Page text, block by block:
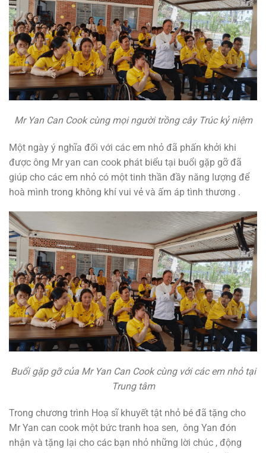
Mr Yan Can Cook cùng mọi người trồng cây Trúc kỷ niệm
Một ngày ý nghĩa đối với các em nhỏ đã phấn khởi khi
được ông Mr yan can cook phát biểu tại buổi gặp gỡ đã
giúp cho các em nhỏ có một tinh thần đầy năng lượng để
hoà mình trong không khí vui vẻ và ấm áp tình thương .
Buổi gặp gỡ của Mr Yan Can Cook cùng với các em nhỏ tại
Trung tâm
Trong chương trình Hoạ sĩ khuyết tật nhỏ bé đã tặng cho
Mr Yan can cook một bức tranh hoa sen, ông Yan đón
nhận và tặng lại cho các bạn nhỏ những lời chúc , động